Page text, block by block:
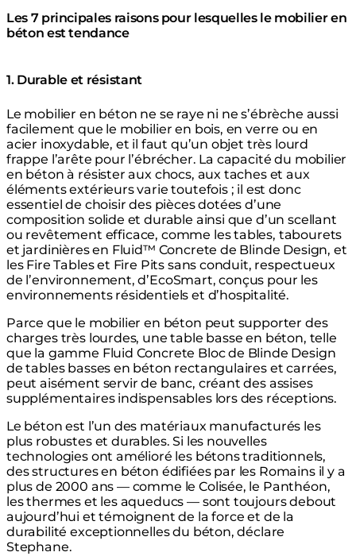
Les 7 principales raisons pour lesquelles le mobilier en
béton est tendance
1. Durable et résistant
Le mobilier en béton ne se raye ni ne s’ébrèche aussi
facilement que le mobilier en bois, en verre ou en
acier inoxydable, et il faut qu’un objet très lourd
frappe l’arête pour l’ébrécher. La capacité du mobilier
en béton à résister aux chocs, aux taches et aux
éléments extérieurs varie toutefois ; il est donc
essentiel de choisir des pièces dotées d’une
composition solide et durable ainsi que d’un scellant
ou revêtement efficace, comme les tables, tabourets
et jardinières en Fluid™ Concrete de Blinde Design, et
les Fire Tables et Fire Pits sans conduit, respectueux
de l’environnement, d’EcoSmart, conçus pour les
environnements résidentiels et d’hospitalité.
Parce que le mobilier en béton peut supporter des
charges très lourdes, une table basse en béton, telle
que la gamme Fluid Concrete Bloc de Blinde Design
de tables basses en béton rectangulaires et carrées,
peut aisément servir de banc, créant des assises
supplémentaires indispensables lors des réceptions.
Le béton est l’un des matériaux manufacturés les
plus robustes et durables. Si les nouvelles
technologies ont amélioré les bétons traditionnels,
des structures en béton édifiées par les Romains il y a
plus de 2000 ans — comme le Colisée, le Panthéon,
les thermes et les aqueducs — sont toujours debout
aujourd’hui et témoignent de la force et de la
durabilité exceptionnelles du béton, déclare
Stephane.